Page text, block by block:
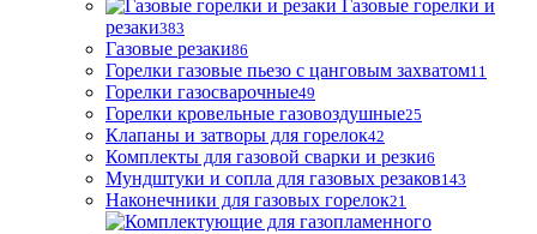
Газовые горелки и
резаки383
Газовые резаки86
Горелки газовые пьезо с цанговым захватом11
Горелки газосварочные49
Горелки кровельные газовоздушные25
Клапаны и затворы для горелок42
Комплекты для газовой сварки и резки6
Мундштуки и сопла для газовых резаков143
Наконечники для газовых горелок21